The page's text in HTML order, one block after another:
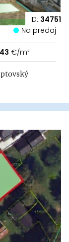
ID: 34751
Na predaj
€/m²